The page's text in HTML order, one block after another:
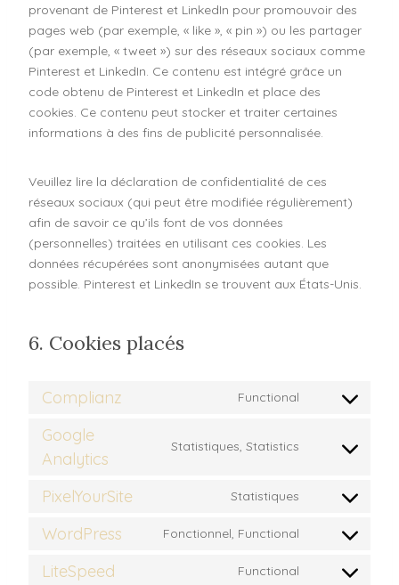
provenant de Pinterest et LinkedIn pour promouvoir des
pages web (par exemple, « like », « pin ») ou les partager
(par exemple, « tweet ») sur des réseaux sociaux comme
Pinterest et LinkedIn. Ce contenu est intégré grâce un
code obtenu de Pinterest et LinkedIn et place des
cookies. Ce contenu peut stocker et traiter certaines
informations à des fins de publicité personnalisée.
Veuillez lire la déclaration de confidentialité de ces
réseaux sociaux (qui peut être modifiée régulièrement)
afin de savoir ce qu’ils font de vos données
(personnelles) traitées en utilisant ces cookies. Les
données récupérées sont anonymisées autant que
possible. Pinterest et LinkedIn se trouvent aux États-Unis.
6. Cookies placés
Complianz Functional
Google
Analytics
Statistiques, Statistics
PixelYourSite Statistiques
WordPress Fonctionnel, Functional
LiteSpeed Functional